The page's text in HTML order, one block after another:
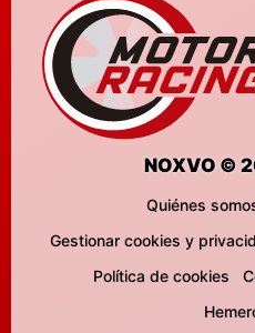
NOXVO ©
Quiénes
Gestionar cookies y
Política de cookies